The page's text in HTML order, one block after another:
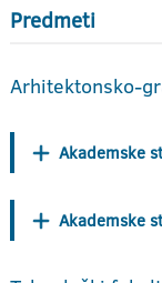
Predmeti
Arhitektonsko-
Akademske
Akademske